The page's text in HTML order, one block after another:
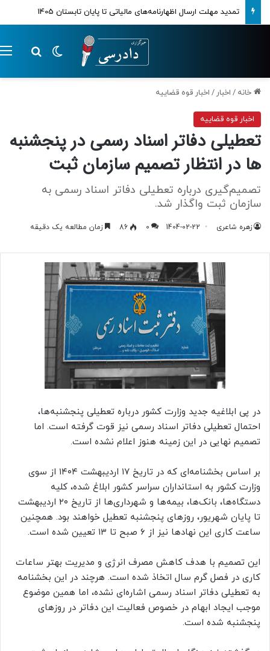
تمدید مهلت ارسال اظهارنامه‌های مالیاتی تا پایان تابستان 1405
تغییر پوسته
خانه / اخبار / اخبار قوه قضاییه
اخبار قوه قضاییه
تعطیلی دفاتر اسناد رسمی در پنجشنبه
ها در انتظار تصمیم سازمان ثبت
تصمیم‌گیری درباره تعطیلی دفاتر اسناد رسمی به
سازمان ثبت واگذار شد.
زهره شاعری 1404-02-22
0
86 زمان مطالعه یک دقیقه
در پی ابلاغیه جدید وزارت کشور درباره تعطیلی پنجشنبه‌ها،
احتمال تعطیلی دفاتر اسناد رسمی نیز قوت گرفته است. اما
تصمیم نهایی در این زمینه هنوز اعلام نشده است.
بر اساس بخشنامه‌ای که در تاریخ ۱۷ اردیبهشت ۱۴۰۴ از سوی
وزارت کشور به استانداران سراسر کشور ابلاغ شده، کلیه
دستگاه‌ها، بانک‌ها، بیمه‌ها و شهرداری‌ها از تاریخ ۲۰ اردیبهشت
تا پایان شهریور، روزهای پنجشنبه تعطیل خواهند بود. همچنین
ساعت کاری این نهادها نیز از ۶ صبح تا ۱۳ تعیین شده است.
این تصمیم با هدف کاهش مصرف انرژی و مدیریت بهتر ساعات
کاری در فصل گرم سال اتخاذ شده است. هرچند در این بخشنامه
به تعطیلی دفاتر اسناد رسمی اشاره‌ای نشده، اما همین موضوع
موجب ایجاد ابهام در خصوص فعالیت این دفاتر در روزهای
پنجشنبه شده است.